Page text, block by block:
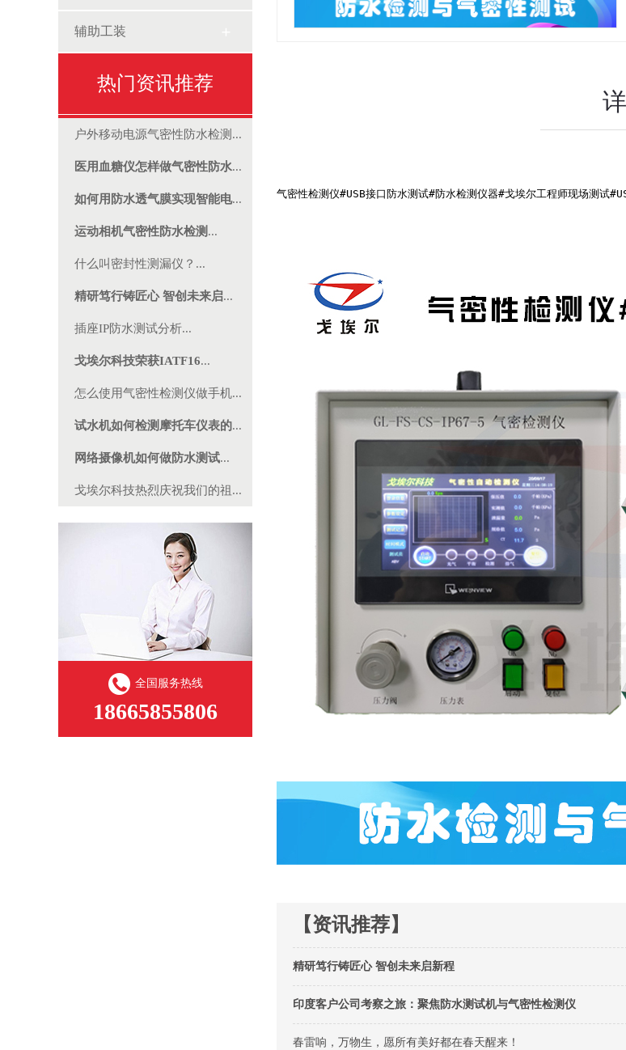
辅助工装
热门资讯推荐
户外移动电源气密性防水检测...
医用血糖仪怎样做气密性防水...
如何用防水透气膜实现智能电...
运动相机气密性防水检测 ...
什么叫密封性测漏仪？...
精研笃行铸匠心 智创未来启...
插座IP防水测试分析...
戈埃尔科技荣获IATF16...
怎么使用气密性检测仪做手机...
试水机如何检测摩托车仪表的...
网络摄像机如何做防水测试...
戈埃尔科技热烈庆祝我们的祖...
全国服务热线
18665855806
气密性检测仪#USB接口防水测试#防水检测仪器#戈埃尔工程师现场测试
【资讯推荐】
精研笃行铸匠心 智创未来启新程
印度客户公司考察之旅：聚焦防水测试机与气密性检测仪
春雷响，万物生，愿所有美好都在春天醒来！